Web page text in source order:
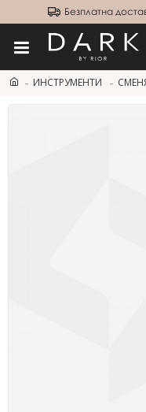
Безплатна
ИНСТРУМЕНТИ